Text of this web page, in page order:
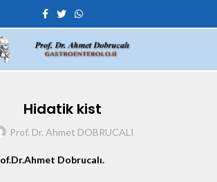
Hidatik kist
Prof. Dr. Ahmet DOBRUCALI
Dobrucalı.